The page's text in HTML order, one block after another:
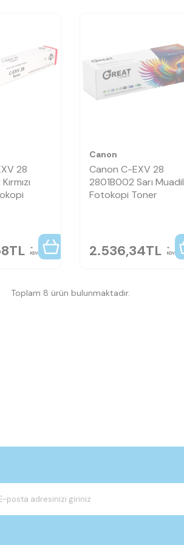
28
TL KDV
Canon
Canon C-EXV 28
2801B002 Sarı Muadil
Fotokopi Toner
2.536,34TL KDV
Toplam 8 ürün bulunmaktadır.